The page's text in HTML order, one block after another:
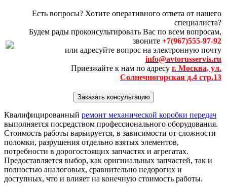
Есть вопросы? Хотите оперативного ответа от нашего
специалиста?
Будем рады проконсультировать Вас по всем вопросам,
звоните +7(967)555-97-92
или адресуйте вопрос на электронную почту
info@avtorusservis.ru
Приезжайте к нам по адресу г. Москва, ул.
Солнечногорская д.4 стр.13
Заказать консультацию
Квалифицированный ремонт механической коробки передач
выполняется посредством профессионального оборудования.
Стоимость работы варьируется, в зависимости от сложности
поломки, разрушения отдельно взятых элементов,
потребности в дорогостоящих запчастях и агрегатах.
Предоставляется выбор, как оригинальных запчастей, так и
полностью аналоговых, сравнительно недорогих и
доступных, что и влияет на конечную стоимость работы.